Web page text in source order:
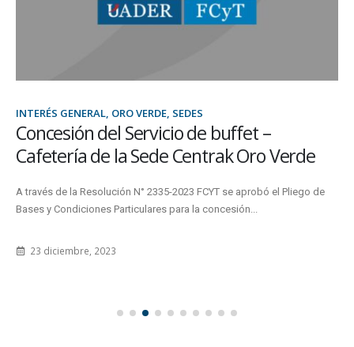
INTERÉS GENERAL, ORO VERDE, SEDES
Concesión del Servicio de buffet –
Cafetería de la Sede Centrak Oro Verde
A través de la Resolución N° 2335-2023 FCYT se aprobó el Pliego de
Bases y Condiciones Particulares para la concesión...
23 diciembre, 2023